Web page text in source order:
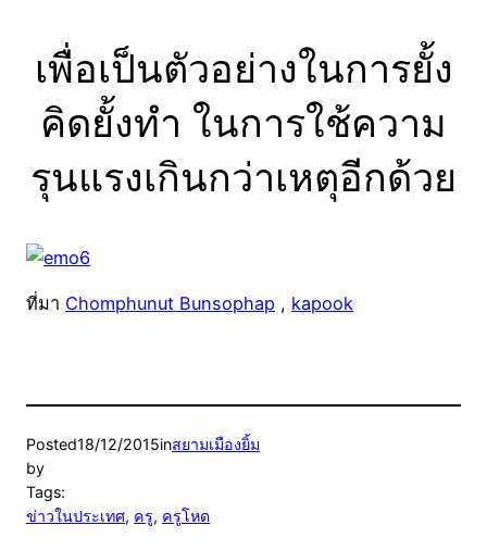
เพื่อเป็นตัวอย่างในการยั้ง
คิดยั้งทำ ในการใช้ความ
รุนแรงเกินกว่าเหตุอีกด้วย
ที่มา Chomphunut Bunsophap , kapook
Posted18/12/2015inสยามเมืองยิ้ม
by
Tags:
ข่าวในประเทศ, ครู, ครูโหด